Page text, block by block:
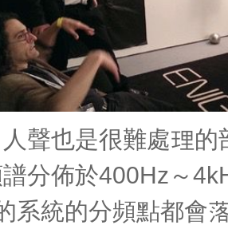
聲也是很難處理
分佈於400Hz～
系統的分頻點都會